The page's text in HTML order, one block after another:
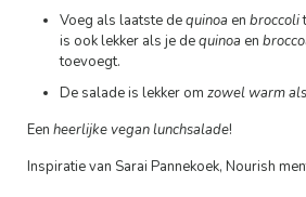
Voeg als laatste dequinoa en broccoli
is ook lekker als je dequinoa en
toevoegt.
De salade is lekker om zowel warm
Een heerlijke vegan lunchsalade!
Inspiratie van Sarai Pannekoek, Nourish